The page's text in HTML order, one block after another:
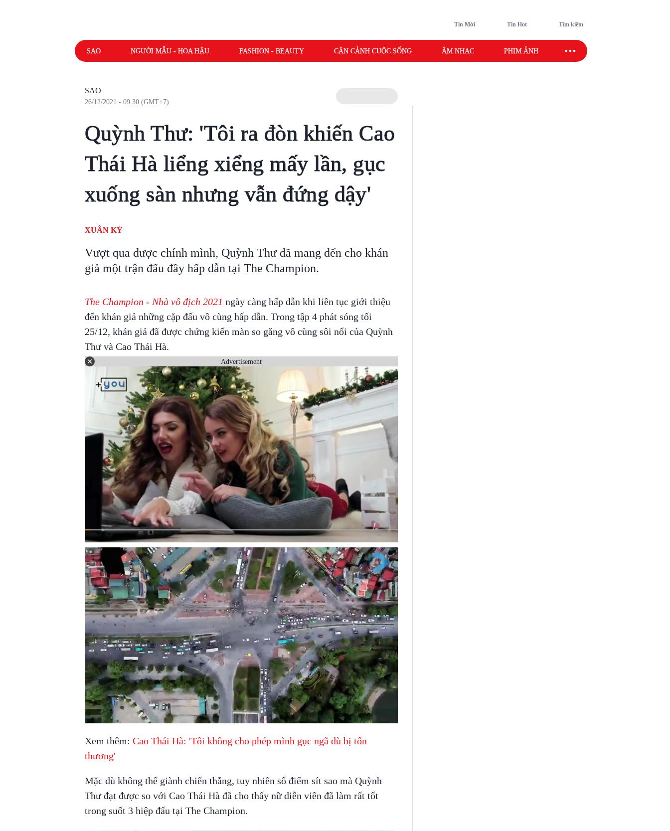
Tin Mới Tin Hot Tìm kiếm
SAO NGƯỜI MẪU - HOA HẬU FASHION - BEAUTY CẬN CẢNH CUỘC SỐNG ÂM NHẠC PHIM ẢNH SAO SPORT
SAO
26/12/2021 - 09:30 (GMT+7)
Quỳnh Thư: 'Tôi ra đòn khiến Cao
Thái Hà liểng xiểng mấy lần, gục
xuống sàn nhưng vẫn đứng dậy'
XUÂN KỲ
Vượt qua được chính mình, Quỳnh Thư đã mang đến cho khán
giả một trận đấu đầy hấp dẫn tại The Champion.
The Champion - Nhà vô địch 2021 ngày càng hấp dẫn khi liên tục giới thiệu
đến khán giả những cặp đấu vô cùng hấp dẫn. Trong tập 4 phát sóng tối
25/12, khán giả đã được chứng kiến màn so găng vô cùng sôi nổi của Quỳnh
Thư và Cao Thái Hà.
Advertisement
Xem thêm: Cao Thái Hà: 'Tôi không cho phép mình gục ngã dù bị tổn
thương'
Mặc dù không thể giành chiến thắng, tuy nhiên số điểm sít sao mà Quỳnh
Thư đạt được so với Cao Thái Hà đã cho thấy nữ diễn viên đã làm rất tốt
trong suốt 3 hiệp đấu tại The Champion.